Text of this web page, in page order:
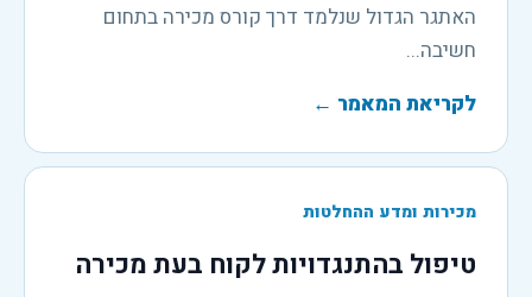
האתגר הגדול שנלמד דרך קורס מכירה בתחום
חשיבה...
לקריאת המאמר ←
מכירות ומדע ההחלטות
טיפול בהתנגדויות לקוח בעת מכירה